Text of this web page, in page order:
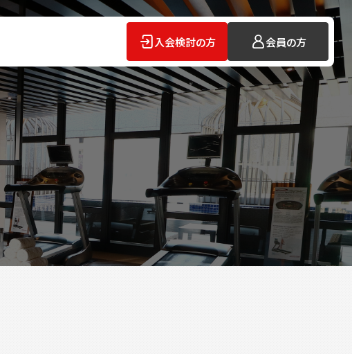
入会検討の方 会員の方